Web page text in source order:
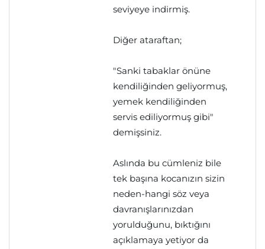
seviyeye indirmiş.
Diğer ataraftan;
"Sanki tabaklar önüne
kendiliğinden geliyormuş,
yemek kendiliğinden
servis ediliyormuş gibi"
demişsiniz.
Aslında bu cümleniz bile
tek başına kocanızın sizin
neden-hangi söz veya
davranışlarınızdan
yorulduğunu, bıktığını
açıklamaya yetiyor da